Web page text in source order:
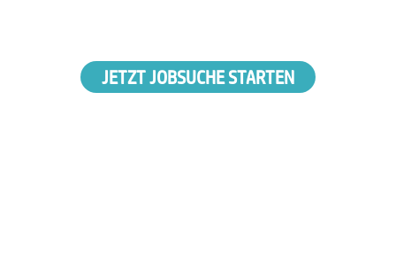
JETZT JOBSUCHE STARTEN